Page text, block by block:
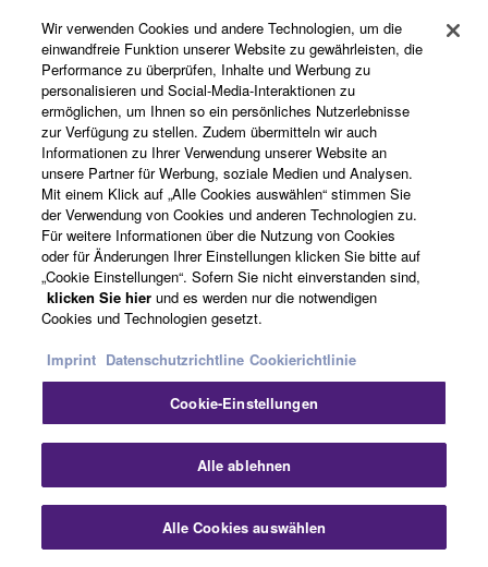
Sehen Sie sich das Video für weitere
Informationen an >
Deutsch
Watch the video for more details >
Wir verwenden Cookies und andere Technologien, um die
einwandfreie Funktion unserer Website zu gewährleisten, die
Performance zu überprüfen, Inhalte und Werbung zu
personalisieren und Social-Media-Interaktionen zu
ermöglichen, um Ihnen so ein persönliches Nutzerlebnisse
zur Verfügung zu stellen. Zudem übermitteln wir auch
Informationen zu Ihrer Verwendung unserer Website an
unsere Partner für Werbung, soziale Medien und Analysen.
Mit einem Klick auf „Alle Cookies auswählen“ stimmen Sie
der Verwendung von Cookies und anderen Technologien zu.
Für weitere Informationen über die Nutzung von Cookies
oder für Änderungen Ihrer Einstellungen klicken Sie bitte auf
„Cookie Einstellungen“. Sofern Sie nicht einverstanden sind,
klicken Sie hier und es werden nur die notwendigen
Cookies und Technologien gesetzt.
Imprint Datenschutzrichtline Cookierichtlinie
Cookie-Einstellungen
Alle ablehnen
Alle Cookies auswählen